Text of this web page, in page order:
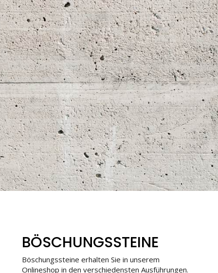
BÖSCHUNGSSTEINE
Böschungssteine erhalten Sie in unserem
Onlineshop in den verschiedensten Ausführungen.